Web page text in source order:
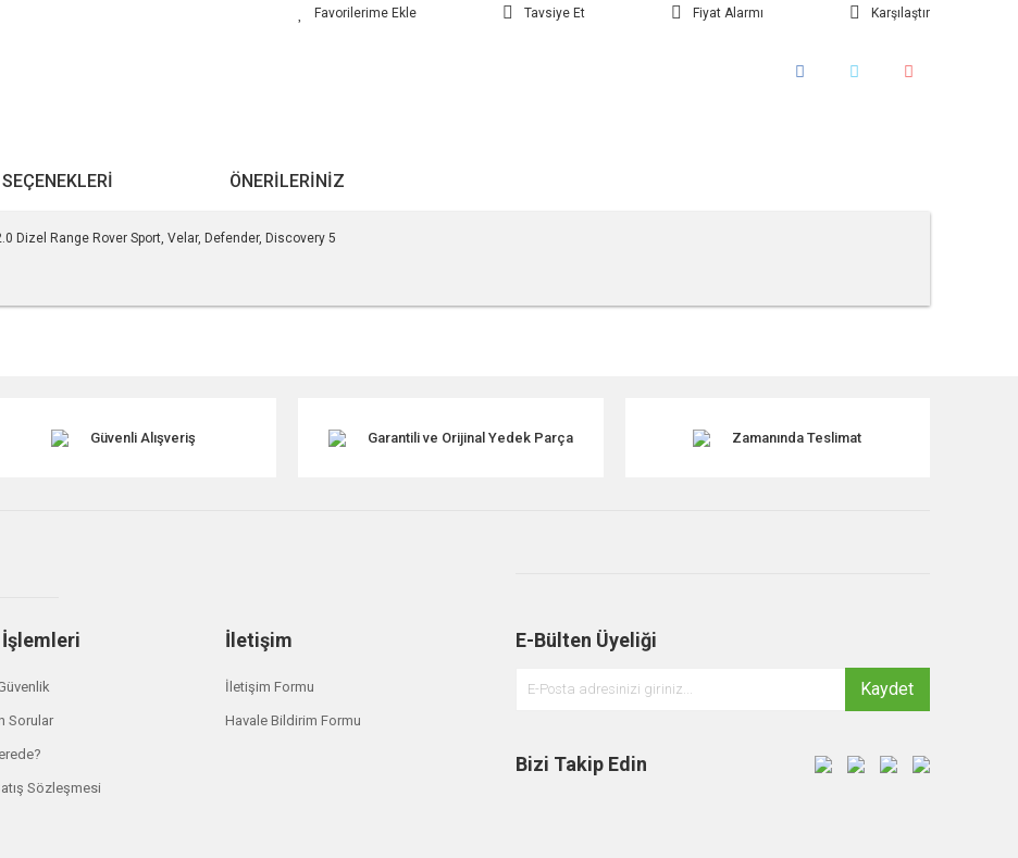
Tavsiye Et Fiyat Alarmı Karşılaştır
ÖNERILERINIZ
Dizel Range Rover Sport, Velar, Defender, Discovery 5
Güvenli Alışveriş Garantili ve Orijinal Yedek Parça Zamanında Teslimat
Sorular
Sözleşmesi
İletişim
İletişim Formu
Havale Bildirim Formu
E-Bülten Üyeliği
Kaydet
Bizi Takip Edin